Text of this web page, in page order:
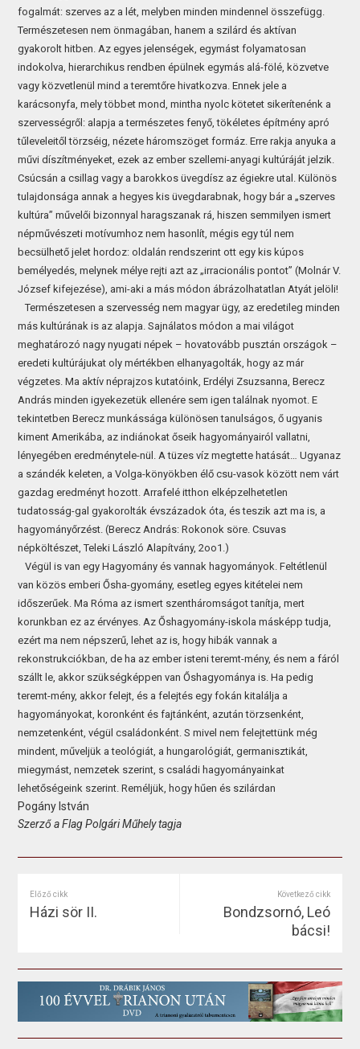
fogalmát: szerves az a lét, melyben minden mindennel összefügg.
Természetesen nem önmagában, hanem a szilárd és aktívan
gyakorolt hitben. Az egyes jelenségek, egymást folyamatosan
indokolva, hierarchikus rendben épülnek egymás alá-fölé, közvetve
vagy közvetlenül mind a teremtőre hivatkozva. Ennek jele a
karácsonyfa, mely többet mond, mintha nyolc kötetet sikerítenénk a
szervességről: alapja a természetes fenyő, tökéletes építmény apró
tűleveleitől törzséig, nézete háromszöget formáz. Erre rakja anyuka a
művi díszítményeket, ezek az ember szellemi-anyagi kultúráját jelzik.
Csúcsán a csillag vagy a barokkos üvegdísz az égiekre utal. Különös
tulajdonsága annak a hegyes kis üvegdarabnak, hogy bár a „szerves
kultúra” művelői bizonnyal haragszanak rá, hiszen semmilyen ismert
népművészeti motívumhoz nem hasonlít, mégis egy túl nem
becsülhető jelet hordoz: oldalán rendszerint ott egy kis kúpos
bemélyedés, melynek mélye rejti azt az „irracionális pontot” (Molnár V.
József kifejezése), ami-aki a más módon ábrázolhatatlan Atyát jelöli!
Természetesen a szervesség nem magyar ügy, az eredetileg minden
más kultúrának is az alapja. Sajnálatos módon a mai világot
meghatározó nagy nyugati népek – hovatovább pusztán országok –
eredeti kultúrájukat oly mértékben elhanyagolták, hogy az már
végzetes. Ma aktív néprajzos kutatóink, Erdélyi Zsuzsanna, Berecz
András minden igyekezetük ellenére sem igen találnak nyomot. E
tekintetben Berecz munkássága különösen tanulságos, ő ugyanis
kiment Amerikába, az indiánokat őseik hagyományairól vallatni,
lényegében eredménytele-nül. A tüzes víz megtette hatását… Ugyanaz
a szándék keleten, a Volga-könyökben élő csu-vasok között nem várt
gazdag eredményt hozott. Arrafelé itthon elképzelhetetlen
tudatosság-gal gyakorolták évszázadok óta, és teszik azt ma is, a
hagyományőrzést. (Berecz András: Rokonok söre. Csuvas
népköltészet, Teleki László Alapítvány, 2oo1.)
Végül is van egy Hagyomány és vannak hagyományok. Feltétlenül
van közös emberi Ősha-gyomány, esetleg egyes kitételei nem
időszerűek. Ma Róma az ismert szentháromságot tanítja, mert
korunkban ez az érvényes. Az Őshagyomány-iskola másképp tudja,
ezért ma nem népszerű, lehet az is, hogy hibák vannak a
rekonstrukciókban, de ha az ember isteni teremt-mény, és nem a fáról
szállt le, akkor szükségképpen van Őshagyománya is. Ha pedig
teremt-mény, akkor felejt, és a felejtés egy fokán kitalálja a
hagyományokat, koronként és fajtánként, azután törzsenként,
nemzetenként, végül családonként. S mivel nem felejtettünk még
mindent, műveljük a teológiát, a hungarológiát, germanisztikát,
miegymást, nemzetek szerint, s családi hagyományainkat
lehetőségeink szerint. Reméljük, hogy hűen és szilárdan
Pogány István
Szerző a Flag Polgári Műhely tagja
Előző cikk
Házi sör II.
Következő cikk
Bondzsornó, Leó
bácsi!